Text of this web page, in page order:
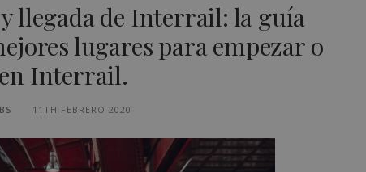
llegada de Interrail: la guía
lugares para empezar o
Interrail.
11TH FEBRERO 2020